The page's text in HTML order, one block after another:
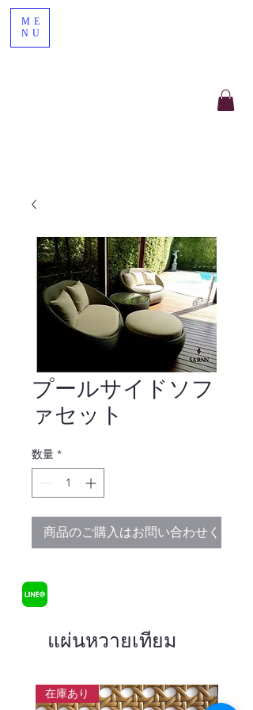
ME
NU
プールサイドソフ
ァセット
数量 *
商品のご購入はお問い合わせください
แผ่นหวายเทียม
在庫あり